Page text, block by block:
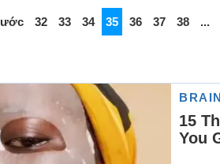
32 33 34 35 36 37 38 ...